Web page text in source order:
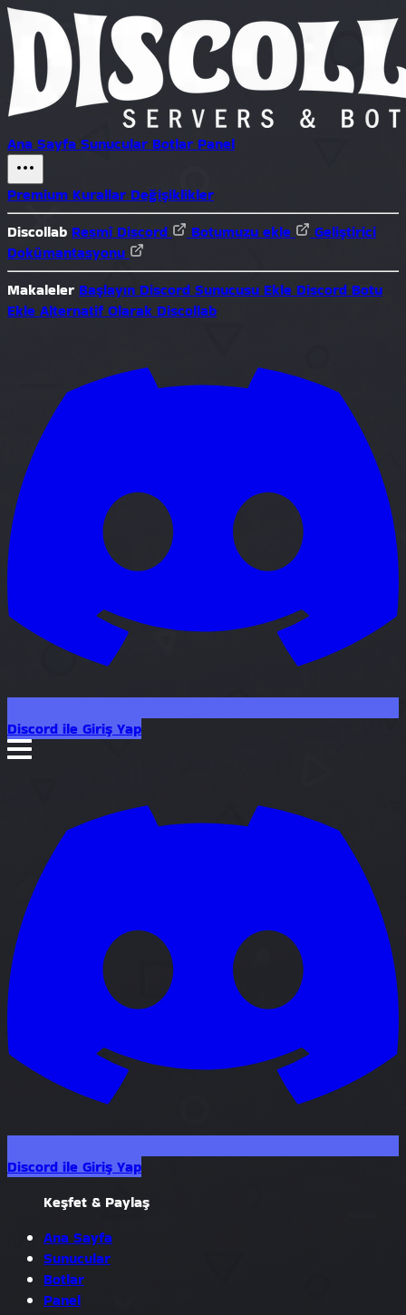
Ana Sayfa Sunucular Botlar Panel
Premium Kurallar Değişiklikler
Discollab Resmî Discord Botumuzu ekle
Geliştirici
Dokümantasyonu
Makaleler Başlayın Discord Sunucusu Ekle Discord Botu
Ekle Alternatif Olarak Discollab
Discord ile Giriş Yap
Discord ile Giriş Yap
Keşfet & Paylaş
Ana Sayfa
Sunucular
Botlar
Panel